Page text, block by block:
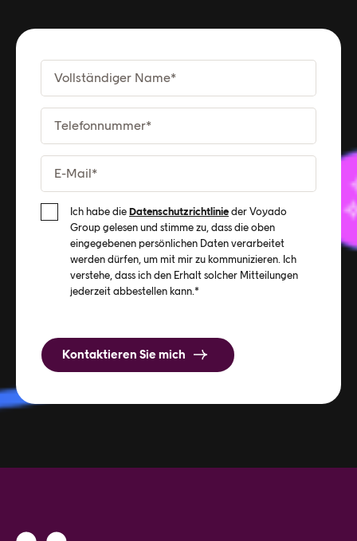
Ich habe die Datenschutzrichtlinie der Voyado
Group gelesen und stimme zu, dass die oben
eingegebenen persönlichen Daten verarbeitet
werden dürfen, um mit mir zu kommunizieren. Ich
verstehe, dass ich den Erhalt solcher Mitteilungen
jederzeit abbestellen kann.*